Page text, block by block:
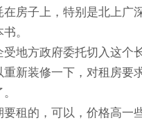
在房子上，特别是北上广
。
受地方政府委托切入这个
重新装修一下，对租房要
要租的，可以，价格高一